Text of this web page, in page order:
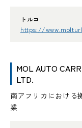
トルコ
https://
MOL AUTO
LTD.
南アフリカにおけ
業